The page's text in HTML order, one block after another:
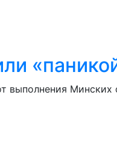
выполнения